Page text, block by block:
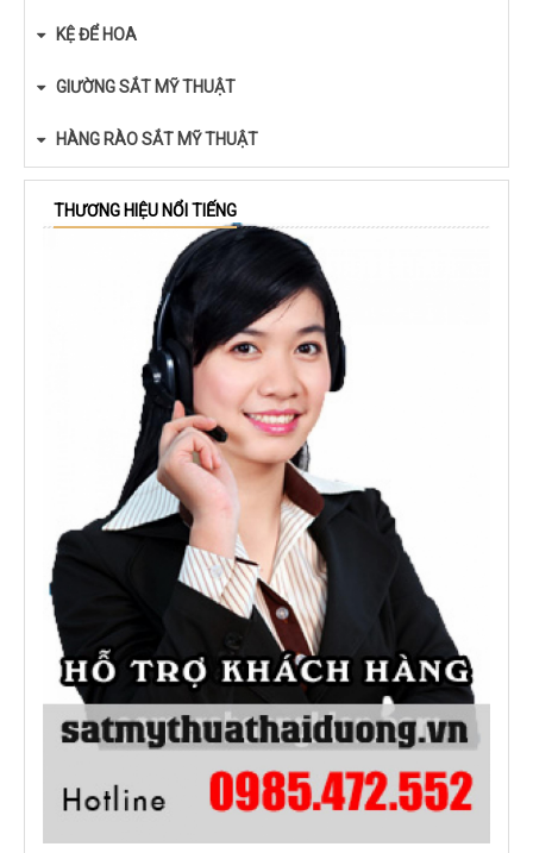
KỆ ĐỂ HOA
GIƯỜNG SẮT MỸ THUẬT
HÀNG RÀO SẮT MỸ THUẬT
THƯƠNG HIỆU NỔI TIẾNG